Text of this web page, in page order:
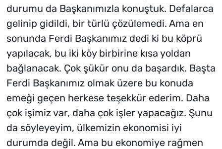
durumu da Başkanımızla konuştuk. Defalarca
gelinip gidildi, bir türlü çözülemedi. Ama en
sonunda Ferdi Başkanımız dedi ki bu köprü
yapılacak, bu iki köy birbirine kısa yoldan
bağlanacak. Çok şükür onu da başardık. Başta
Ferdi Başkanımız olmak üzere bu konuda
emeği geçen herkese teşekkür ederim. Daha
çok işimiz var, daha çok işler yapacağız. Şunu
da söyleyeyim, ülkemizin ekonomisi iyi
durumda değil. Ama bu ekonomiye rağmen